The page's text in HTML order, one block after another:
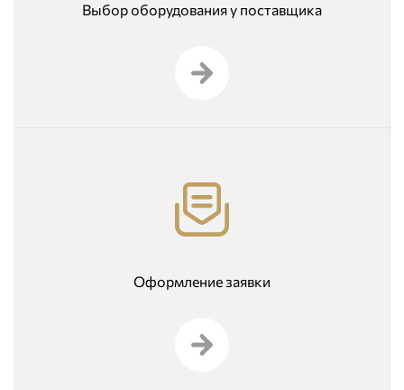
Выбор оборудования у поставщика
Оформление заявки